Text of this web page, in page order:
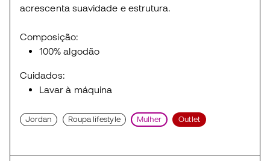
acrescenta suavidade e estrutura.
Composição:
100% algodão
Cuidados:
Lavar à máquina
Jordan Roupa lifestyle Mulher Outlet